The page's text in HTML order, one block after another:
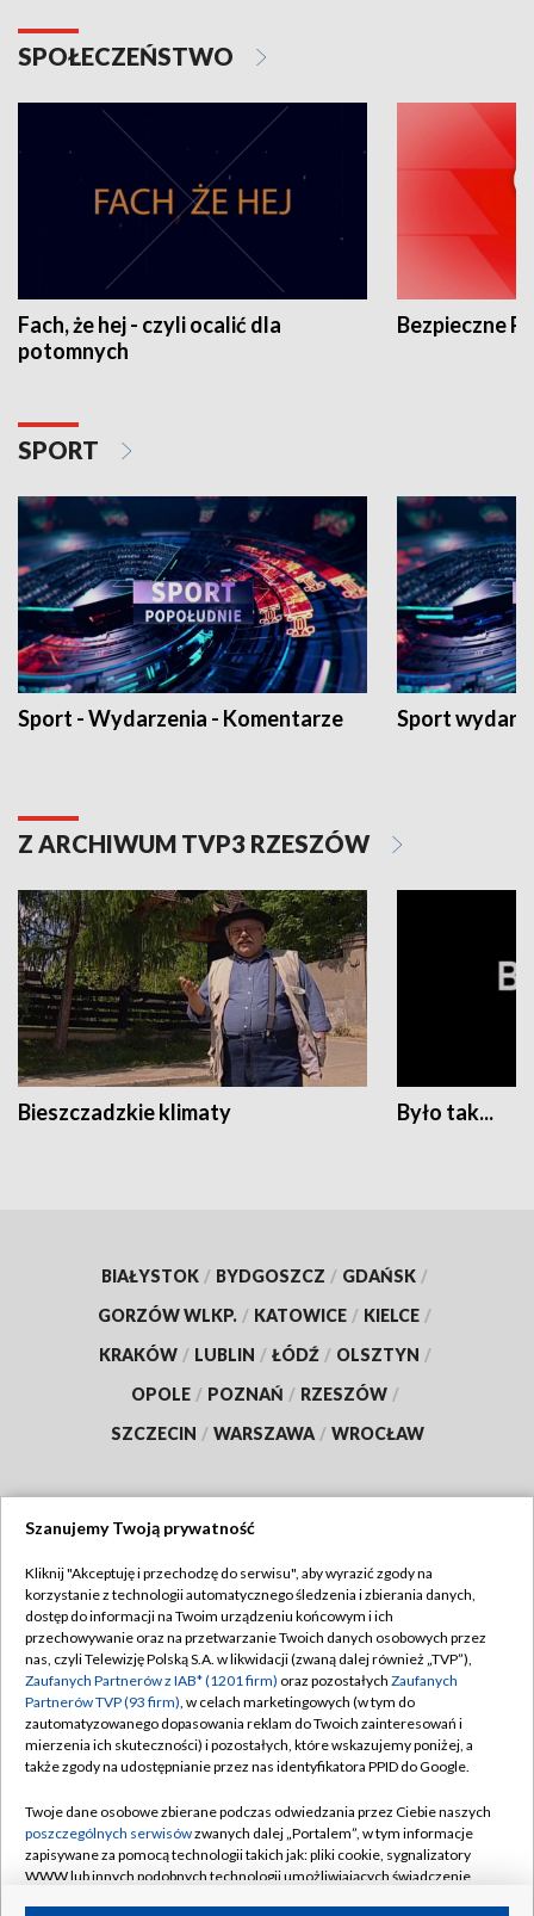
SPOŁECZEŃSTWO
Fach, że hej - czyli ocalić dla
potomnych
Bezpieczne
SPORT
Sport - Wydarzenia - Komentarze Sport
Z ARCHIWUM TVP3 RZESZÓW
Bieszczadzkie klimaty Było tak...
BIAŁYSTOK / BYDGOSZCZ / GDAŃSK /
GORZÓW WLKP. / KATOWICE / KIELCE /
KRAKÓW / LUBLIN / ŁÓDŹ / OLSZTYN /
OPOLE / POZNAŃ / RZESZÓW /
SZCZECIN / WARSZAWA / WROCŁAW
TVP
Abonament TVP
Emisja w TVP
Centrum informacji TVP
Naziemna Telewizja Cyfrowa
Rada Programowa
System NOS
Informacje o nadawcy
Regulamin TVP
Polityka prywatności
Moje zgody
Pomoc
Kontakt
Kanały
Szanujemy Twoją prywatność
Kliknij "Akceptuję i przechodzę do serwisu", aby wyrazić zgody na
korzystanie z technologii automatycznego śledzenia i zbierania danych,
dostęp do informacji na Twoim urządzeniu końcowym i ich
przechowywanie oraz na przetwarzanie Twoich danych osobowych przez
nas, czyli Telewizję Polską S.A. w likwidacji (zwaną dalej również „TVP”),
Zaufanych Partnerów z IAB* (1201 firm) oraz pozostałych Zaufanych
Partnerów TVP (93 firm), w celach marketingowych (w tym do
zautomatyzowanego dopasowania reklam do Twoich zainteresowań i
mierzenia ich skuteczności) i pozostałych, które wskazujemy poniżej, a
także zgody na udostępnianie przez nas identyfikatora PPID do Google.
Twoje dane osobowe zbierane podczas odwiedzania przez Ciebie naszych
poszczególnych serwisówzwanych dalej „Portalem”, w tym informacje
zapisywane za pomocą technologii takich jak: pliki cookie, sygnalizatory
WWW lub innych podobnych technologii umożliwiających świadczenie